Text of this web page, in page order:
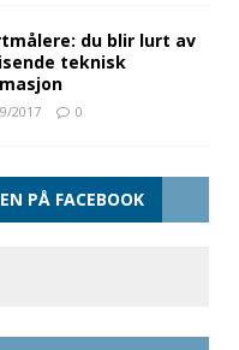
du blir lurt av
teknisk
2017 0
PÅ FACEBOOK